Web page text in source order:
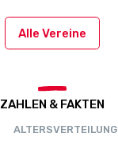
Alle Vereine
ZAHLEN & FAKTEN
ALTERSVERTEILUNG